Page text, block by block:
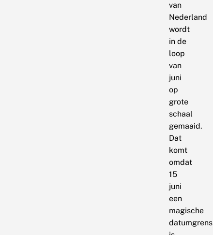
van
Nederland
wordt
in de
loop
van
juni
op
grote
schaal
gemaaid.
Dat
komt
omdat
15
juni
een
magische
datumgrens